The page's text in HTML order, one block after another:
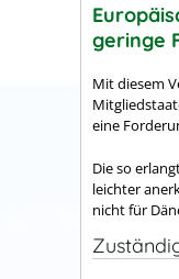
geringe
Mit diesem
eine
Die so
leichter
nicht für